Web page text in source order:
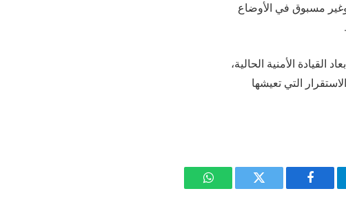
مسبوق في الأوضاع
الأمنية الحالية،
التي تعيشها
فيسبوك تويتر واتساب